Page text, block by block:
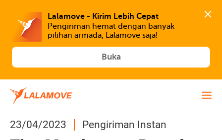
Lalamove - Kirim Lebih Cepat
Pengiriman hemat dengan banyak
Buka
23/04/2023 Pengiriman Instan